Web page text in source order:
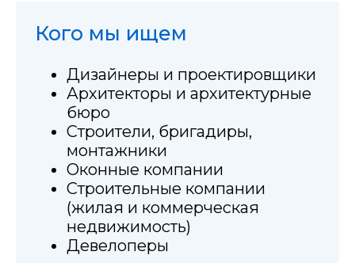
Кого мы ищем
Дизайнеры и проектировщики
Архитекторы и архитектурные
бюро
Строители, бригадиры,
монтажники
Оконные компании
Строительные компании
(жилая и коммерческая
недвижимость)
Девелоперы